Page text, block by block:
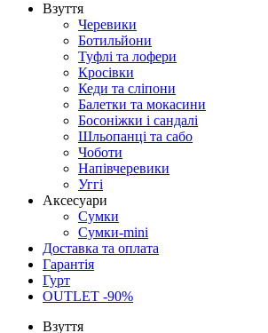
Взуття
Черевики
Ботильйони
Туфлі та лофери
Кросівки
Кеди та сліпони
Балетки та мокасини
Босоніжки і сандалі
Шльопанці та сабо
Чоботи
Напівчеревики
Уггі
Аксесуари
Сумки
Сумки-mini
Доставка та оплата
Гарантія
Гурт
OUTLET -90%
Взуття